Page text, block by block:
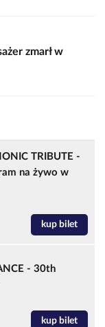
zmarł w
TRIBUTE -
na żywo w
kup bilet
- 30th
kup bilet